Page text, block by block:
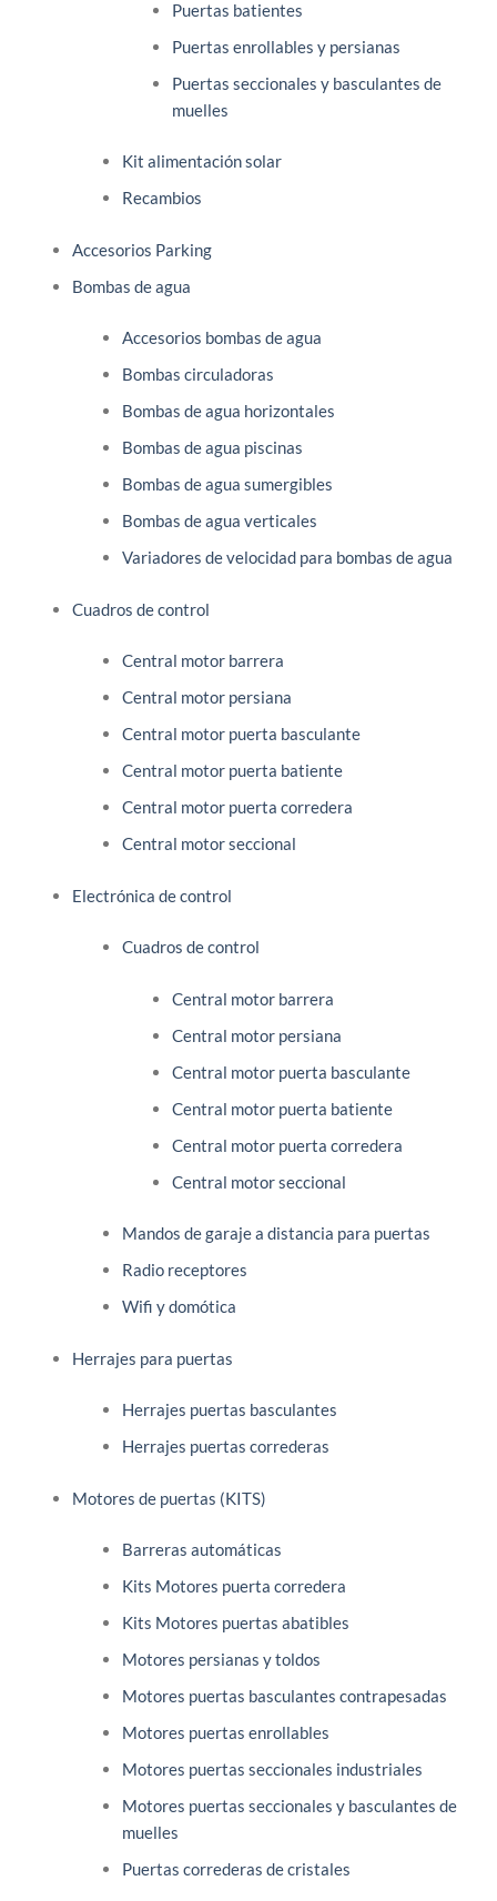
Puertas batientes
Puertas enrollables y persianas
Puertas seccionales y basculantes de
muelles
Kit alimentación solar
Recambios
Accesorios Parking
Bombas de agua
Accesorios bombas de agua
Bombas circuladoras
Bombas de agua horizontales
Bombas de agua piscinas
Bombas de agua sumergibles
Bombas de agua verticales
Variadores de velocidad para bombas de agua
Cuadros de control
Central motor barrera
Central motor persiana
Central motor puerta basculante
Central motor puerta batiente
Central motor puerta corredera
Central motor seccional
Electrónica de control
Cuadros de control
Central motor barrera
Central motor persiana
Central motor puerta basculante
Central motor puerta batiente
Central motor puerta corredera
Central motor seccional
Mandos de garaje a distancia para puertas
Radio receptores
Wifi y domótica
Herrajes para puertas
Herrajes puertas basculantes
Herrajes puertas correderas
Motores de puertas (KITS)
Barreras automáticas
Kits Motores puerta corredera
Kits Motores puertas abatibles
Motores persianas y toldos
Motores puertas basculantes contrapesadas
Motores puertas enrollables
Motores puertas seccionales industriales
Motores puertas seccionales y basculantes de
muelles
Puertas correderas de cristales